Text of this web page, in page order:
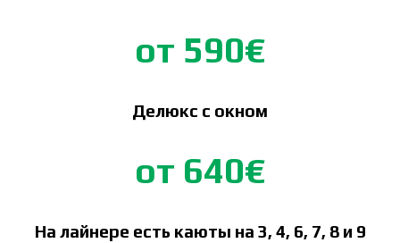
от 590€
Делюкс с окном
от 640€
На лайнере есть каюты на 3, 4, 6, 7, 8 и 9